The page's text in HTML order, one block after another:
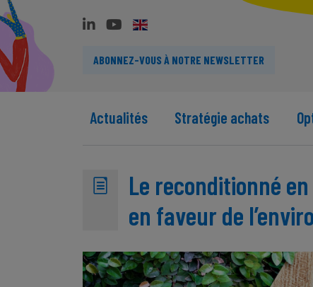
ABONNEZ-VOUS À NOTRE NEWSLETTER
Actualités Stratégie achats
Le reconditionné
en faveur de